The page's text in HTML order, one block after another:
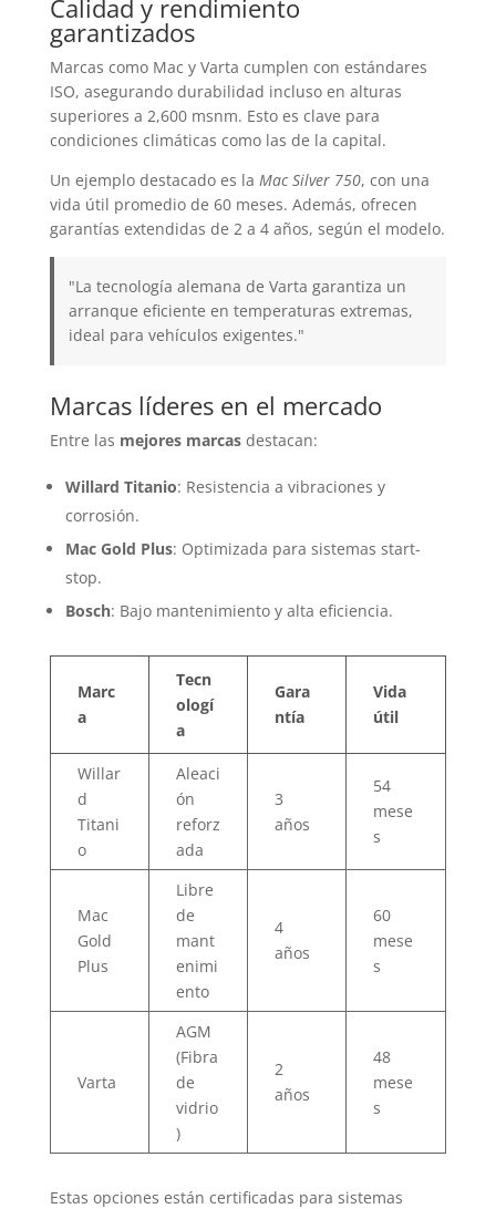
Calidad y rendimiento
garantizados
Marcas como Mac y Varta cumplen con estándares
ISO, asegurando durabilidad incluso en alturas
superiores a 2,600 msnm. Esto es clave para
condiciones climáticas como las de la capital.
Un ejemplo destacado es la Mac Silver 750, con una
vida útil promedio de 60 meses. Además, ofrecen
garantías extendidas de 2 a 4 años, según el modelo.
"La tecnología alemana de Varta garantiza un
arranque eficiente en temperaturas extremas,
ideal para vehículos exigentes."
Marcas líderes en el mercado
Entre las mejores marcasdestacan:
Willard Titanio: Resistencia a vibraciones y
corrosión.
Mac Gold Plus: Optimizada para sistemas start-
stop.
Bosch: Bajo mantenimiento y alta eficiencia.
Marc
a
Tecn
ologí
a
Gara
ntía
Vida
útil
Willar
d
Titani
o
Aleaci
ón
reforz
ada
3
años
54
mese
s
Mac
Gold
Plus
Libre
de
mant
enimi
ento
4
años
60
mese
s
Varta
AGM
(Fibra
de
vidrio
)
2
años
48
mese
s
Estas opciones están certificadas para sistemas